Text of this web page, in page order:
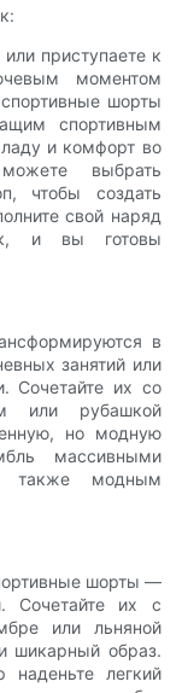
приступаете к
моментом
шорты
спортивным
и комфорт во
выбрать
чтобы создать
свой наряд
и вы готовы
в
занятий или
Сочетайте их со
или рубашкой
но модную
массивными
также модным
шорты —
Сочетайте их с
или льняной
шикарный образ.
наденьте легкий